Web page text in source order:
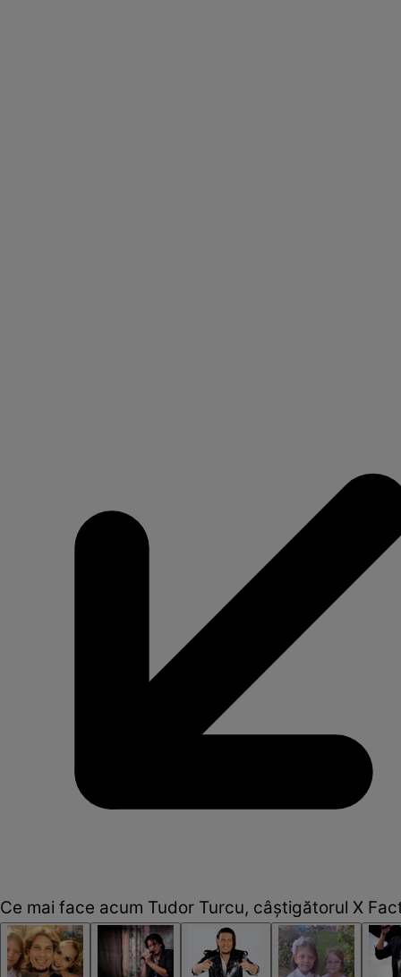
Ce mai face acum Tudor Turcu, câștigătorul X